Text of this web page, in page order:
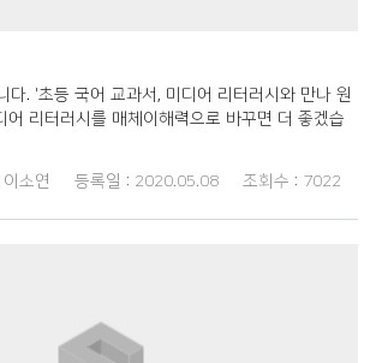
다. '초등 국어 교과서, 미디어 리터러시와 만나 원
어 리터러시를 매체이해력으로 바꾸면 더 좋겠습
이소연 등록일 : 2020.05.08 조회수 : 7022